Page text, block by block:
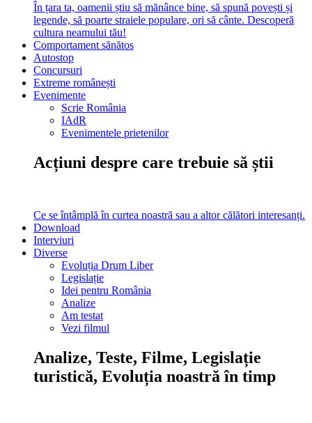
În țara ta, oamenii știu să mănânce bine, să spună povești și
legende, să poarte straiele populare, ori să cânte. Descoperă
cultura neamului tău!
Comportament sănătos
Autostop
Concursuri
Extreme românești
Evenimente
Scrie România
IAdR
Evenimentele prietenilor
Acțiuni despre care trebuie să știi
Ce se întâmplă în curtea noastră sau a altor călători interesanți.
Download
Interviuri
Diverse
Evoluția Drum Liber
Legislație
Idei pentru România
Analize
Am testat
Vezi filmul
Analize, Teste, Filme, Legislație
turistică, Evoluția noastră în timp